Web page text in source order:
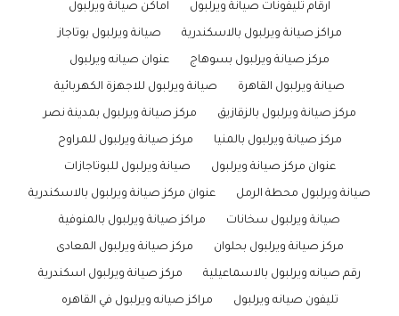
ارقام تليفونات صيانة ويرلبول اماكن صيانة ويرلبول
مراكز صيانة ويرلبول بالاسكندرية صيانة ويرلبول بوتاجاز
مركز صيانة ويرلبول بسوهاج عنوان صيانه ويرلبول
صيانة ويرلبول القاهرة صيانة ويرلبول للاجهزة الكهربائية
مركز صيانة ويرلبول بالزقازيق مركز صيانة ويرلبول بمدينة نصر
مركز صيانة ويرلبول بالمنيا مركز صيانة ويرلبول للمراوح
عنوان مركز صيانة ويرلبول صيانة ويرلبول للبوتاجازات
صيانة ويرلبول محطة الرمل عنوان مركز صيانة ويرلبول بالاسكندرية
صيانة ويرلبول سخانات مراكز صيانة ويرلبول بالمنوفية
مركز صيانة ويرلبول بحلوان مركز صيانة ويرلبول المعادى
رقم صيانه ويرلبول بالاسماعيلية مركز صيانة ويرلبول اسكندرية
تليفون صيانه ويرلبول مراكز صيانه ويرلبول في القاهره